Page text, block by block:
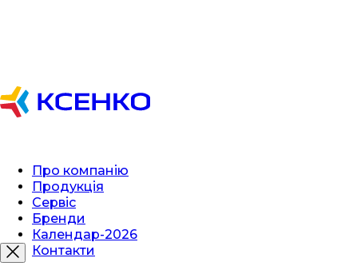
Про компанію
Продукція
Сервіс
Бренди
Календар-2026
Контакти